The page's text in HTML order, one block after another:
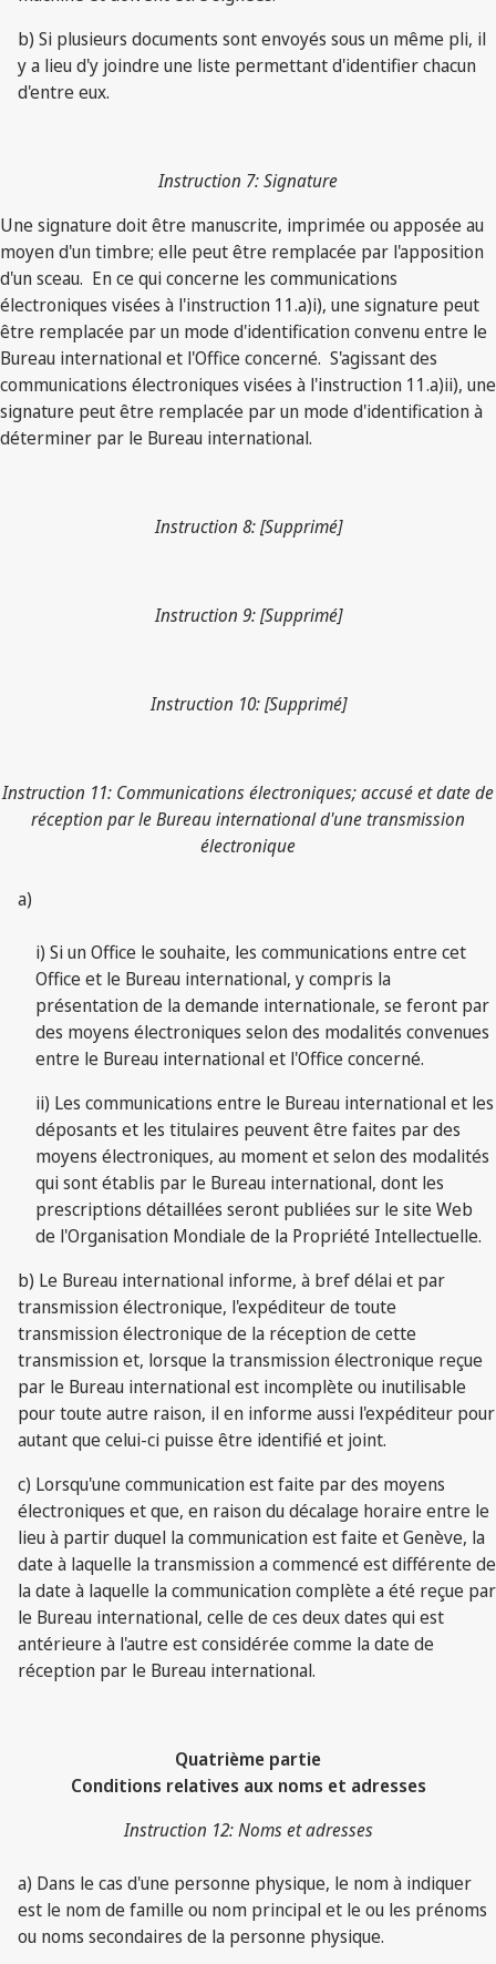
b) Si plusieurs documents sont envoyés sous un même pli, il
y a lieu d'y joindre une liste permettant d'identifier chacun
d'entre eux.
Instruction 7: Signature
Une signature doit être manuscrite, imprimée ou apposée au
moyen d'un timbre; elle peut être remplacée par l'apposition
d'un sceau. En ce qui concerne les communications
électroniques visées à l'instruction 11.a)i), une signature peut
être remplacée par un mode d'identification convenu entre le
Bureau international et l'Office concerné. S'agissant des
communications électroniques visées à l'instruction 11.a)ii), une
signature peut être remplacée par un mode d'identification à
déterminer par le Bureau international.
Instruction 8: [Supprimé]
Instruction 9: [Supprimé]
Instruction 10: [Supprimé]
Instruction 11: Communications électroniques; accusé et date de
réception par le Bureau international d'une transmission
électronique
a)
i) Si un Office le souhaite, les communications entre cet
Office et le Bureau international, y compris la
présentation de la demande internationale, se feront par
des moyens électroniques selon des modalités convenues
entre le Bureau international et l'Office concerné.
ii) Les communications entre le Bureau international et les
déposants et les titulaires peuvent être faites par des
moyens électroniques, au moment et selon des modalités
qui sont établis par le Bureau international, dont les
prescriptions détaillées seront publiées sur le site Web
de l'Organisation Mondiale de la Propriété Intellectuelle.
b) Le Bureau international informe, à bref délai et par
transmission électronique, l'expéditeur de toute
transmission électronique de la réception de cette
transmission et, lorsque la transmission électronique reçue
par le Bureau international est incomplète ou inutilisable
pour toute autre raison, il en informe aussi l'expéditeur pour
autant que celui-ci puisse être identifié et joint.
c) Lorsqu'une communication est faite par des moyens
électroniques et que, en raison du décalage horaire entre le
lieu à partir duquel la communication est faite et Genève, la
date à laquelle la transmission a commencé est différente de
la date à laquelle la communication complète a été reçue par
le Bureau international, celle de ces deux dates qui est
antérieure à l'autre est considérée comme la date de
réception par le Bureau international.
Quatrième partie
Conditions relatives aux noms et adresses
Instruction 12: Noms et adresses
a) Dans le cas d'une personne physique, le nom à indiquer
est le nom de famille ou nom principal et le ou les prénoms
ou noms secondaires de la personne physique.